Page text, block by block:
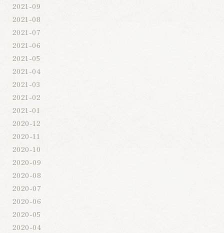
2021-09
2021-08
2021-07
2021-06
2021-05
2021-04
2021-03
2021-02
2021-01
2020-12
2020-11
2020-10
2020-09
2020-08
2020-07
2020-06
2020-05
2020-04